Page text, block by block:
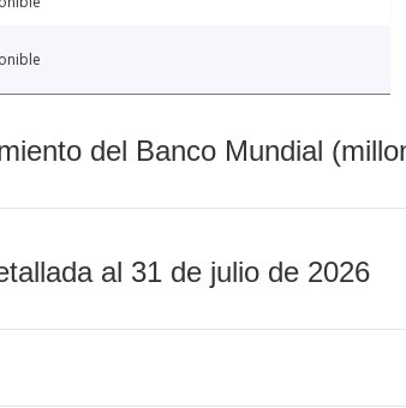
del Banco Mundial
al 31 de julio de 2026